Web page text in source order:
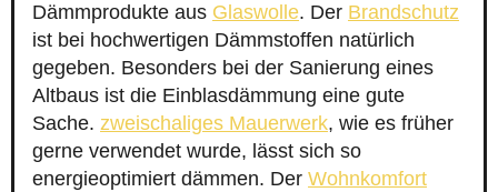
Dämmprodukte aus Glaswolle. Der Brandschutz
ist bei hochwertigen Dämmstoffen natürlich
gegeben. Besonders bei der Sanierung eines
Altbaus ist die Einblasdämmung eine gute
Sache. zweischaliges Mauerwerk, wie es früher
gerne verwendet wurde, lässt sich so
energieoptimiert dämmen. Der Wohnkomfort